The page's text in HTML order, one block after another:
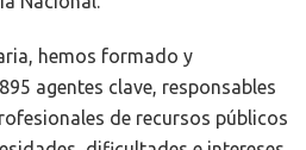
hemos formado y
agentes clave, responsables
de recursos públicos